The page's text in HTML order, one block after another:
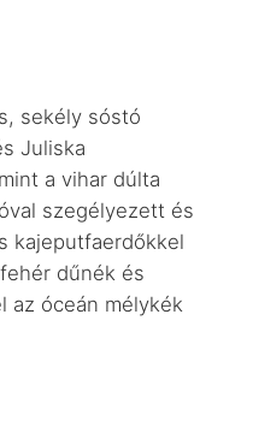
sekély sóstó
Juliska
a vihar dúlta
szegélyezett és
kajeputfaerdőkkel
dűnék és
az óceán mélykék